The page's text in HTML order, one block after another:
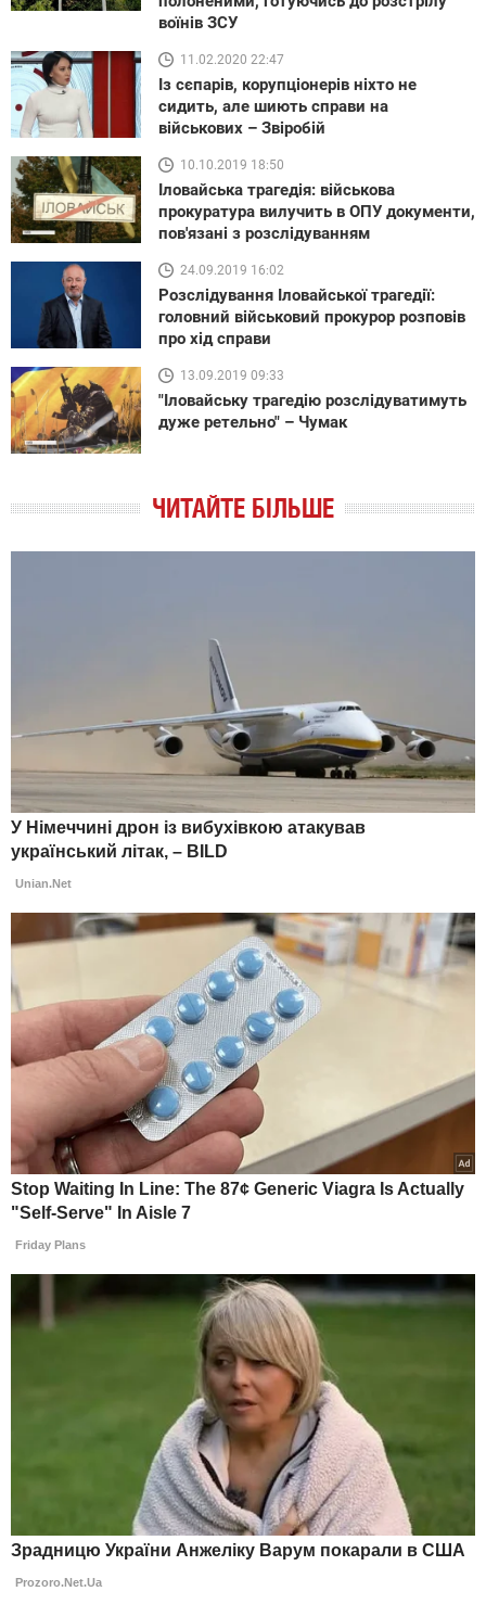
воїнів ЗСУ
11.02.2020 22:47
Із сєпарів, корупціонерів ніхто не
сидить, але шиють справи на
військових – Звіробій
10.10.2019 18:50
Іловайська трагедія: військова
прокуратура вилучить в ОПУ документи,
пов'язані з розслідуванням
24.09.2019 16:02
Розслідування Іловайської трагедії:
головний військовий прокурор розповів
про хід справи
13.09.2019 09:33
"Іловайську трагедію розслідуватимуть
дуже ретельно" – Чумак
ЧИТАЙТЕ БІЛЬШЕ